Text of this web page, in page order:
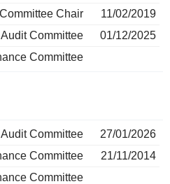
Chair
11/02/2019
Audit Committee
01/12/2025
Committee
Audit Committee
27/01/2026
Committee
21/11/2014
Committee